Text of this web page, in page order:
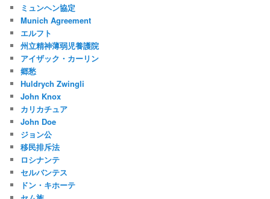
ミュンヘン協定
Munich Agreement
エルフト
州立精神薄弱児養護院
アイザック・カーリン
郷愁
Huldrych Zwingli
John Knox
カリカチュア
John Doe
ジョン公
移民排斥法
ロシナンテ
セルバンテス
ドン・キホーテ